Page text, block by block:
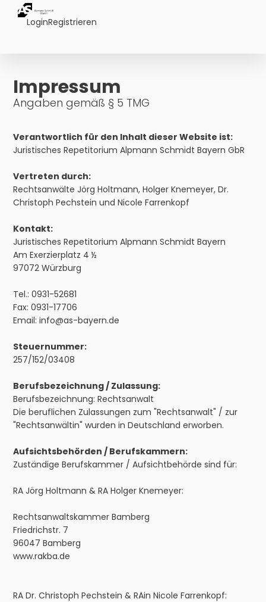
LoginRegistrieren
Impressum
Angaben gemäß § 5 TMG
Verantwortlich für den Inhalt dieser Website ist:
Juristisches Repetitorium Alpmann Schmidt Bayern GbR
Vertreten durch:
Rechtsanwälte Jörg Holtmann, Holger Knemeyer, Dr.
Christoph Pechstein und Nicole Farrenkopf
Kontakt:
Juristisches Repetitorium Alpmann Schmidt Bayern
Am Exerzierplatz 4 ½
97072 Würzburg
Tel.: 0931-52681
Fax: 0931-17706
Email:info@as-bayern.de
Steuernummer:
257/152/03408
Berufsbezeichnung / Zulassung:
Berufsbezeichnung: Rechtsanwalt
Die beruflichen Zulassungen zum "Rechtsanwalt" / zur
"Rechtsanwältin" wurden in Deutschland erworben.
Aufsichtsbehörden / Berufskammern:
Zuständige Berufskammer / Aufsichtbehörde sind für:
RA Jörg Holtmann & RA Holger Knemeyer:
Rechtsanwaltskammer Bamberg
Friedrichstr. 7
96047 Bamberg
www.rakba.de
RA Dr. Christoph Pechstein & RAin Nicole Farrenkopf: